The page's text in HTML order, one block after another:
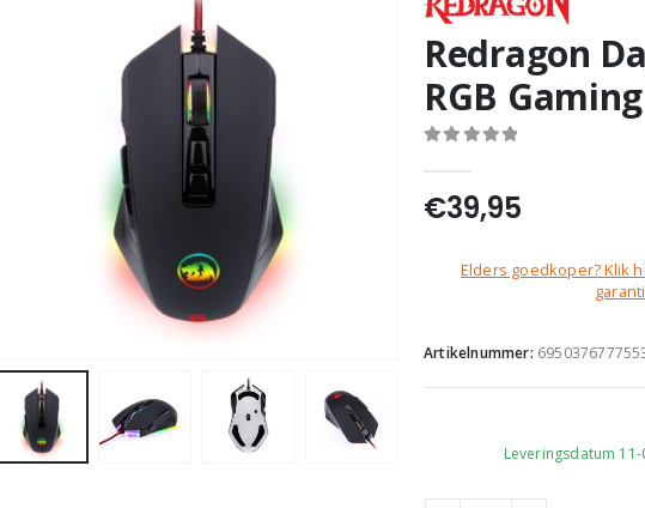
Redragon
RGB
€39,95
Elders goedkoper? Klik
Artikelnummer:
Leveringsdatum